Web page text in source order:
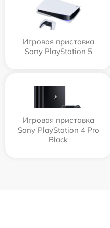
Игровая приставка
Sony PlayStation 5
Игровая приставка
Sony PlayStation 4 Pro
Black